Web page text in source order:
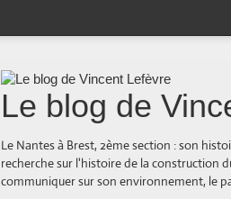
Le blog de
Le Nantes à Brest, 2ème section : son
recherche sur l'histoire de la construction
communiquer sur son environnement, le